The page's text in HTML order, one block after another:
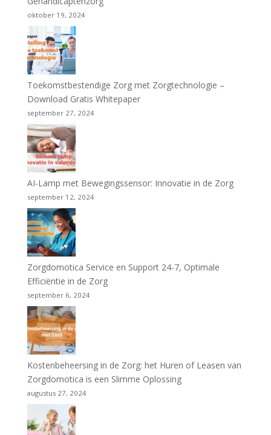
oktober 19, 2024
Toekomstbestendige Zorg met Zorgtechnologie –
Download Gratis Whitepaper
september 27, 2024
AI-Lamp met Bewegingssensor: Innovatie in de Zorg
september 12, 2024
Zorgdomotica Service en Support 24-7, Optimale
Efficiëntie in de Zorg
september 6, 2024
Kostenbeheersing in de Zorg: het Huren of Leasen van
Zorgdomotica is een Slimme Oplossing
augustus 27, 2024